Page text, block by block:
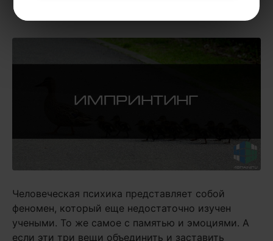
Человеческая психика представляет собой
феномен, который еще недостаточно изучен
учеными. То же самое с памятью и эмоциями. А
если эти три вещи объединить и заставить